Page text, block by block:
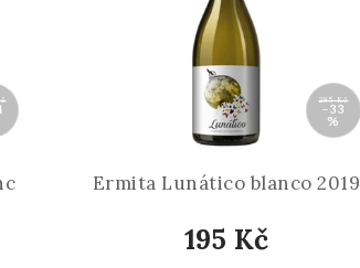
295 Kč
–33
%
Ermita Lunático blanco 2019
195 Kč